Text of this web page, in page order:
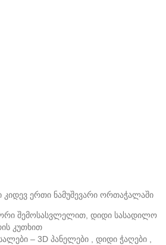
კიდევ ერთი ნამუშევარი ორთაჭალაში
ორი შემოსასვლელით, დიდი სასადილო
კუთხით
– 3D პანელები , დიდი ჭაღები ,